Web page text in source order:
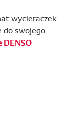
wycieraczek
do swojego